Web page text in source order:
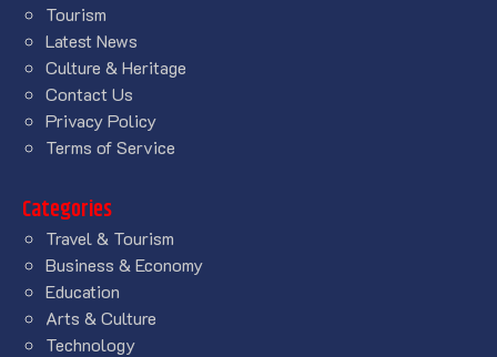
Tourism
Latest News
Culture & Heritage
Contact Us
Privacy Policy
Terms of Service
Categories
Travel & Tourism
Business & Economy
Education
Arts & Culture
Technology